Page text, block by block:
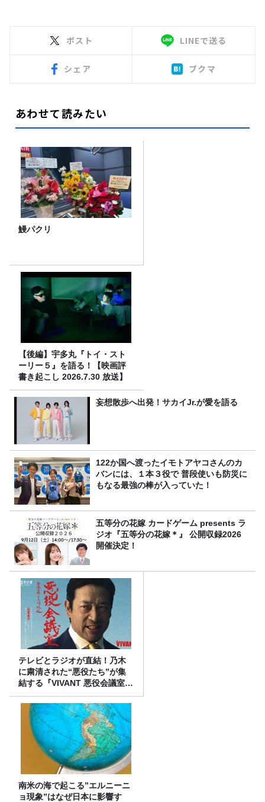
ポスト LINEで送る
シェア ブクマ
あわせて読みたい
鰻パクリ
【後編】宇多丸『トイ・スト
ーリー５』を語る！【映画評
書き起こし 2026.7.30 放送】
妄想散歩へ出発！サカイJr.が愛を語る
122か国へ渡ったイモトアヤコさんのカ
バンには、１本３役で 普段使いも防災に
もなる最強の棒が入っていた！
五等分の花嫁 カードゲーム presents ラ
ジオ『五等分の花嫁＊』 公開収録2026
開催決定！
テレビとラジオが直結！乃木
に粛清された“悪役たち”が集
結する『VIVANT 悪役会議室』
7/26(日)23時スタート！
南米の海で起こる”エルニーニ
ョ現象”はなぜ日本に影響す